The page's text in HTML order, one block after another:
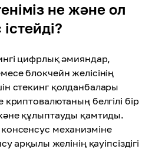
не және ол
цифрлық әмияндар,
блокчейн желісінің
стекинг қолданбалары
белгілі бір
құлыптауды қамтиды.
механизміне
арқылы желінің қауіпсіздігі